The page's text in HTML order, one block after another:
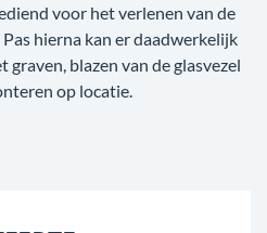
voor het verlenen van de
hierna kan er daadwerkelijk
blazen van de glasvezel
op locatie.